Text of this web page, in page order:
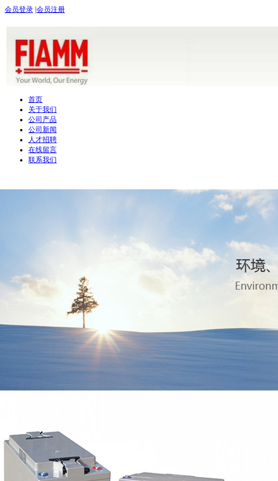
会员登录 会员注册
首页
关于我们
公司产品
公司新闻
人才招聘
在线留言
联系我们